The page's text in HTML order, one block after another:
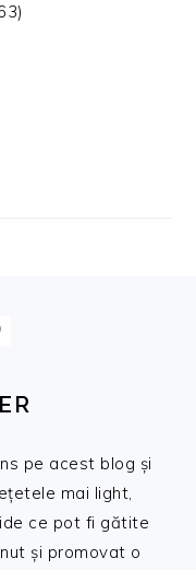
pe acest blog și
mai light,
ce pot fi gătite
și promovat o